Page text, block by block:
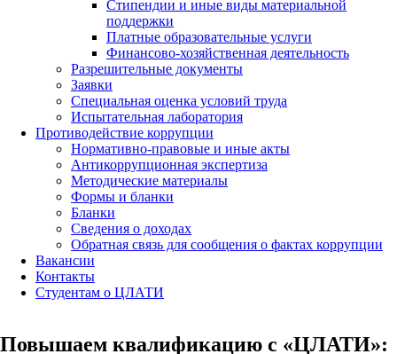
Стипендии и иные виды материальной
поддержки
Платные образовательные услуги
Финансово-хозяйственная деятельность
Разрешительные документы
Заявки
Специальная оценка условий труда
Испытательная лаборатория
Противодействие коррупции
Нормативно-правовые и иные акты
Антикоррупционная экспертиза
Методические материалы
Формы и бланки
Бланки
Сведения о доходах
Обратная связь для сообщения о фактах коррупции
Вакансии
Контакты
Студентам о ЦЛАТИ
Повышаем квалификацию с «ЦЛАТИ»: